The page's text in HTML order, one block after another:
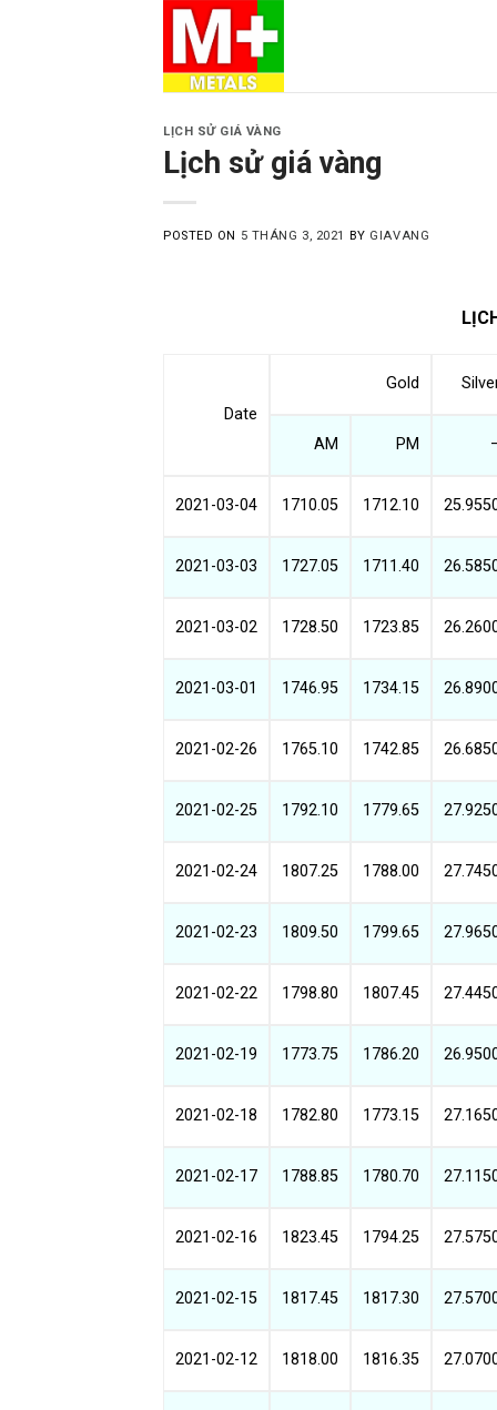
LỊCH SỬ GIÁ VÀNG
Lịch sử giá vàng
POSTED ON 5 THÁNG 3, 2021 BY GIAVANG
Date
Gold
AM PM
2021-03-04 1710.05 1712.10
2021-03-03 1727.05 1711.40
2021-03-02 1728.50 1723.85
2021-03-01 1746.95 1734.15
2021-02-26 1765.10 1742.85
2021-02-25 1792.10 1779.65
2021-02-24 1807.25 1788.00
2021-02-23 1809.50 1799.65
2021-02-22 1798.80 1807.45
2021-02-19 1773.75 1786.20
2021-02-18 1782.80 1773.15
2021-02-17 1788.85 1780.70
2021-02-16 1823.45 1794.25
2021-02-15 1817.45 1817.30
2021-02-12 1818.00 1816.35